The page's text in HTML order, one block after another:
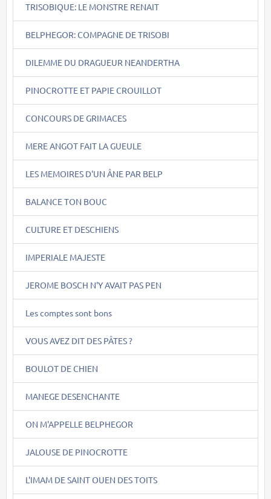
TRISOBIQUE: LE MONSTRE RENAIT
BELPHEGOR: COMPAGNE DE TRISOBI
DILEMME DU DRAGUEUR NEANDERTHA
PINOCROTTE ET PAPIE CROUILLOT
CONCOURS DE GRIMACES
MERE ANGOT FAIT LA GUEULE
LES MEMOIRES D'UN ÂNE PAR BELP
BALANCE TON BOUC
CULTURE ET DESCHIENS
IMPERIALE MAJESTE
JEROME BOSCH N'Y AVAIT PAS PEN
Les comptes sont bons
VOUS AVEZ DIT DES PÂTES ?
BOULOT DE CHIEN
MANEGE DESENCHANTE
ON M'APPELLE BELPHEGOR
JALOUSE DE PINOCROTTE
L'IMAM DE SAINT OUEN DES TOITS